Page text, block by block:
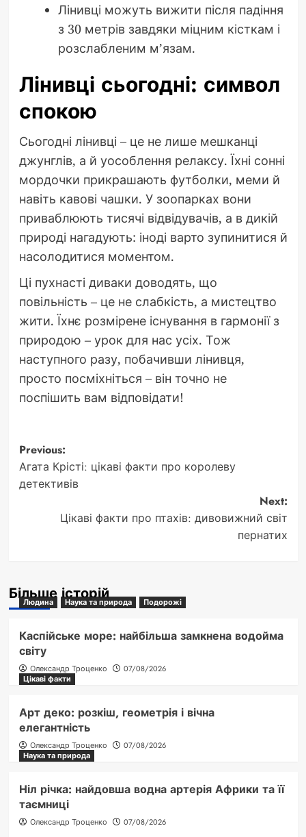
Лінивці можуть вижити після падіння
з 30 метрів завдяки міцним кісткам і
розслабленим м’язам.
Лінивці сьогодні: символ
спокою
Сьогодні лінивці – це не лише мешканці
джунглів, а й уособлення релаксу. Їхні сонні
мордочки прикрашають футболки, меми й
навіть кавові чашки. У зоопарках вони
приваблюють тисячі відвідувачів, а в дикій
природі нагадують: іноді варто зупинитися й
насолодитися моментом.
Ці пухнасті диваки доводять, що
повільність – це не слабкість, а мистецтво
жити. Їхнє розмірене існування в гармонії з
природою – урок для нас усіх. Тож
наступного разу, побачивши лінивця,
просто посміхніться – він точно не
поспішить вам відповідати!
Post
navigation
Previous:
Агата Крісті: цікаві факти про королеву
детективів
Next:
Цікаві факти про птахів: дивовижний світ
пернатих
Більше історій
Людина Наука та природа Подорожі
Каспійське море: найбільша замкнена водойма
світу
Олександр Троценко
07/08/2026
Цікаві факти
Арт деко: розкіш, геометрія і вічна
елегантність
Олександр Троценко
07/08/2026
Наука та природа
Ніл річка: найдовша водна артерія Африки та її
таємниці
Олександр Троценко 07/08/2026